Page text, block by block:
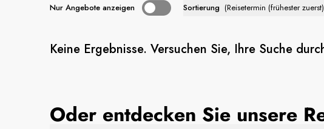
Nur Angebote anzeigen Sortierung (Reisetermin (frühester zuerst)
Keine Ergebnisse. Versuchen Sie, Ihre Suche
Oder entdecken Sie unsere